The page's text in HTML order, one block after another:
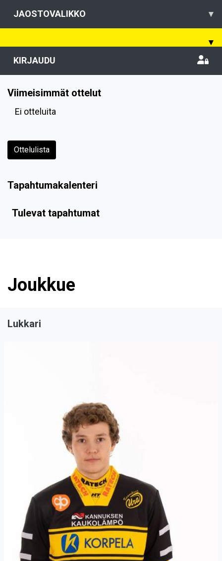
JAOSTOVALIKKO ▾
▾
KIRJAUDU
Viimeisimmät ottelut
Ei otteluita
Ottelulista
Tapahtumakalenteri
Tulevat tapahtumat
Joukkue
Lukkari